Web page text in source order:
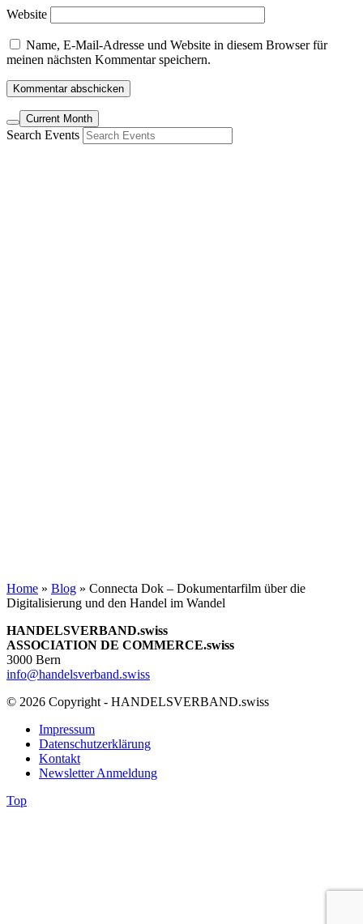
Website
Name, E-Mail-Adresse und Website in diesem Browser für
meinen nächsten Kommentar speichern.
Current Month
Search Events
Home » Blog » Connecta Dok – Dokumentarfilm über die
Digitalisierung und den Handel im Wandel
HANDELSVERBAND.swiss
ASSOCIATION DE COMMERCE.swiss
3000 Bern
info@handelsverband.swiss
© 2026 Copyright - HANDELSVERBAND.swiss
Impressum
Datenschutzerklärung
Kontakt
Newsletter Anmeldung
Top